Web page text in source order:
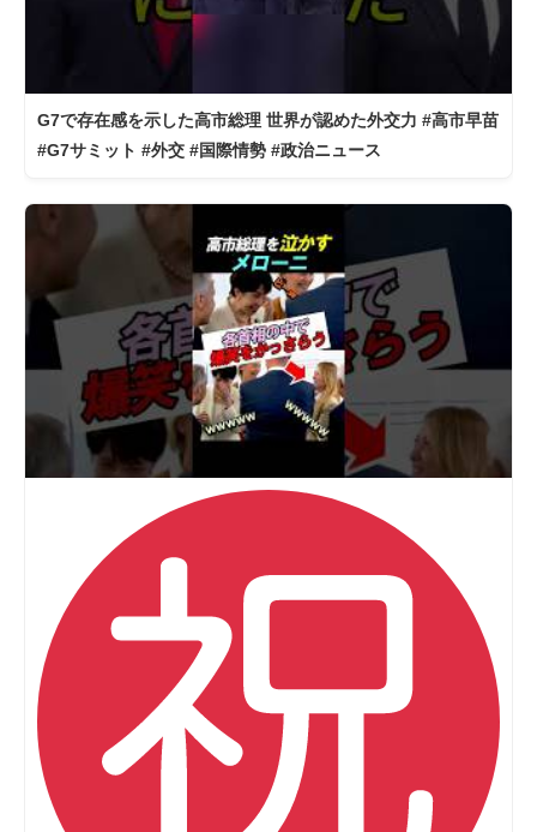
G7で存在感を示した高市総理 世界が認めた外交力 #高市早苗
#G7サミット #外交 #国際情勢 #政治ニュース